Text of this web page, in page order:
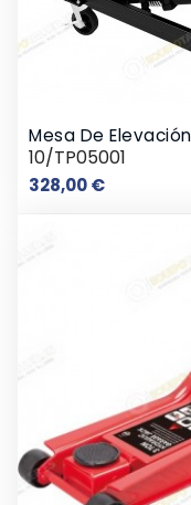
Mesa De
10/TP05001
328,00 €Precio